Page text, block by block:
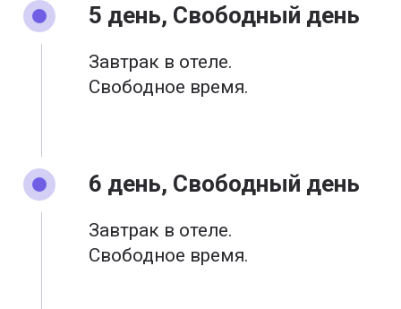
5 день, Свободный день
Завтрак в отеле.
Свободное время.
6 день, Свободный день
Завтрак в отеле.
Свободное время.